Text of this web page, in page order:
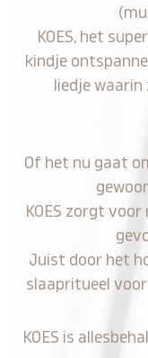
KOES, het
kindje
liedje
Of het nu gaat
KOES zorgt
Juist door het
slaapritueel
KOES is